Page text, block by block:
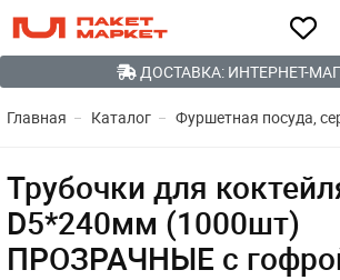
ДОСТАВКА: ИНТЕРНЕТ-
Главная Каталог Фуршетная посуда,
Трубочки для
D5*240мм (1000шт)
ПРОЗРАЧНЫЕ с